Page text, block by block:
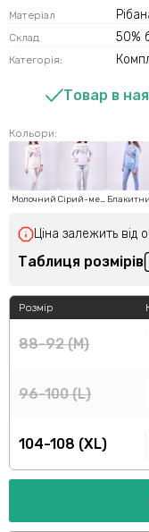
Матеріал
Склад 50%
Категорія:
Товар в
Кольори:
Молочний Сірий-меланж
Ціна залежить від
Таблиця розмірів
Розмір
88-92 (M)
96-100 (L)
104-108 (XL)